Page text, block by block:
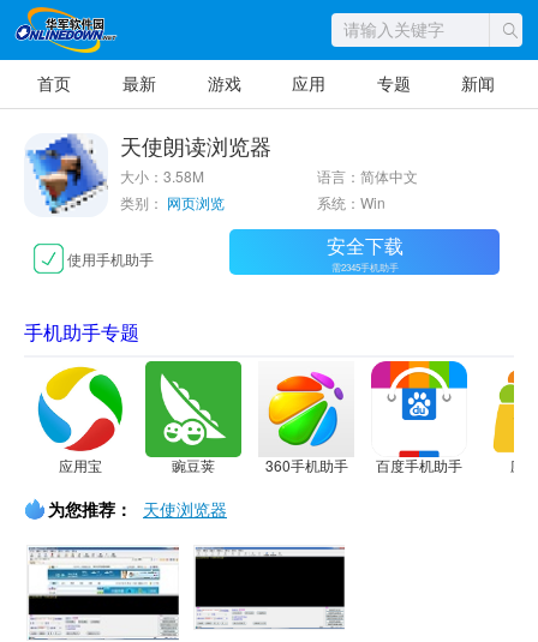
首页 最新 游戏 应用 专题 新闻
天使朗读浏览器
大小：3.58M
语言：简体中文
类别： 网页浏览 系统：Win
使用手机助手 安全下载
需2345手机助手
手机助手专题
应用宝 豌豆荚 360手机助手 百度手机助手 应
为您推荐： 天使浏览器